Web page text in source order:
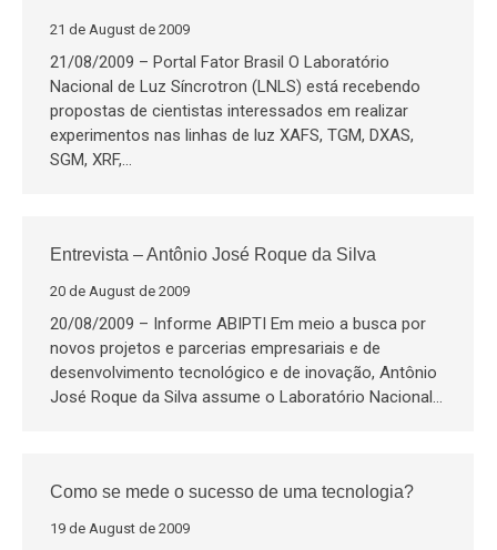
21 de August de 2009
21/08/2009 – Portal Fator Brasil O Laboratório
Nacional de Luz Síncrotron (LNLS) está recebendo
propostas de cientistas interessados em realizar
experimentos nas linhas de luz XAFS, TGM, DXAS,
SGM, XRF,…
Entrevista – Antônio José Roque da Silva
20 de August de 2009
20/08/2009 – Informe ABIPTI Em meio a busca por
novos projetos e parcerias empresariais e de
desenvolvimento tecnológico e de inovação, Antônio
José Roque da Silva assume o Laboratório Nacional…
Como se mede o sucesso de uma tecnologia?
19 de August de 2009